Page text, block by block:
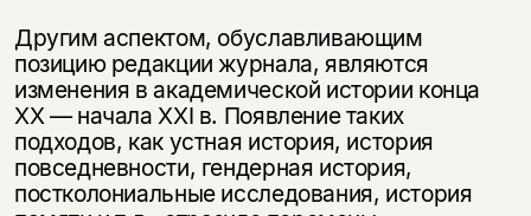
Другим аспектом, обуславливающим
позицию редакции журнала, являются
изменения в академической истории конца
ХХ — начала XХI в. Появление таких
подходов, как устная история, история
повседневности, гендерная история,
постколониальные исследования, история